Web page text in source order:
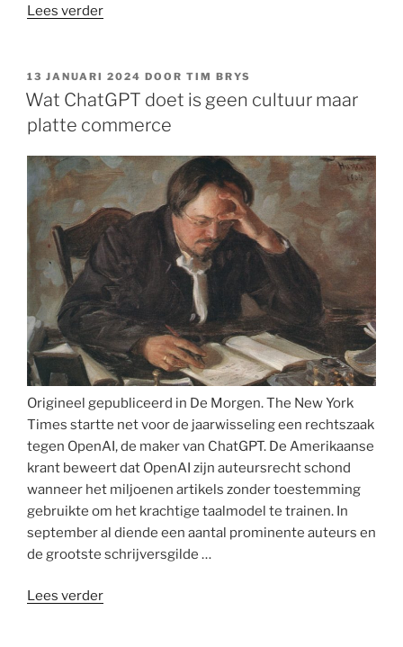
Lees verder“Hoe
onze
cultuur?”
GEPLAATST
OP
13 JANUARI 2024 DOOR TIM BRYS
Wat ChatGPT doet is geen cultuur maar
platte commerce
Origineel gepubliceerd in De Morgen. The New York
Times startte net voor de jaarwisseling een rechtszaak
tegen OpenAI, de maker van ChatGPT. De Amerikaanse
krant beweert dat OpenAI zijn auteursrecht schond
wanneer het miljoenen artikels zonder toestemming
gebruikte om het krachtige taalmodel te trainen. In
september al diende een aantal prominente auteurs en
de grootste schrijversgilde …
Lees verder“Wat